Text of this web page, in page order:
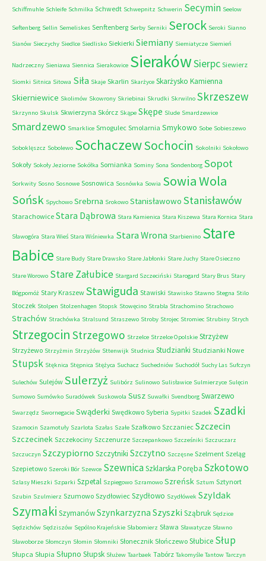
Schiffmuhle Schleife Schmilka Schwedt Schwepnitz Schwerin Secymin Seelow
Seftenberg Sellin Semeliskes Senftenberg Serby Serniki Serock Seroki Sianno
Sianów Sieczychy Siedlce Siedlisko Siekierki Siemiany Siemiatycze Siemień
Nadrzeczny Sieniawa Siennica Sierakowice SierakówSierpc Siewierz
Siomki Sitnica Sitowa Siła Skaje Skarlin Skarżyce Skarżysko Kamienna
Skierniewice Skolimów Skowrony Skriebinai Skrudki Skrwilno Skrzeszew
Skrzynno Skulsk Skwierzyna Skórcz Skąpe Skępe Slude Smardzewice
Smardzewo Smarklice Smogulec Smolarnia Smykowo Sobe Sobieszewo
Soboklęszcz Sobolewo SochaczewSochocin Sokolniki Sokołowo
Sokoły Sokoły Jeziorne Sokółka Somianka Sominy Sona Sondenborg Sopot
Sorkwity Sosno Sosnowe Sosnowica Sosnówka Sowia Sowia Wola
Sońsk Spychowo Srebrna Srokowo Stanisławowo Stanisławów
Starachowice Stara Dąbrowa Stara Kamienica Stara Kiszewa Stara Kornica Stara
Sławogóra Stara Wieś Stara Wiśniewka Stara Wrona Starbienino Stare
Babice Stare Budy Stare Drawsko Stare Jabłonki Stare Juchy Stare Osieczno
Stare Worowo Stare Załubice Stargard Szczeciński Starogard Stary Brus Stary
Bógpomóż Stary Kraszew Stawiguda Stawiski Stawisko Stawno Stegna Stilo
Stoczek Stolpen Stolzenhagen Stopsk Stowęcino Strabla Strachomino Strachowo
Strachów Strachówka Stralsund Straszewo Stroby Strojec Stromiec Strubiny Strych
Strzegocin Strzegowo Strzelce Strzelce Opolskie Strzyżew
Strzyżewo Strzyżmin Strzyżów Sttenwijk Studnica Studzianki Studzianki Nowe
Stupsk Stęknica Stępnica Stężyca Suchacz Suchedniów Suchodół Suchy Las Sufczyn
Sulechów Sulejów Sulerzyż Sulibórz Sulinowo Sulisławice Sulmierzyce Sulęcin
Sumowo Sumówko Suradówek Suskowola Susz Suwałki Svendborg Swarzewo
Swarzędz Swornegacie Swąderki Swędkowo Syberia Sypitki Szadek Szadki
Szamocin Szamotuły Szarlota Szałas Szałe Szałkowo Szczaniec Szczecin
Szczecinek Szczekociny Szczenurze Szczepankowo Szcześniki Szczuczarz
Szczuczyn Szczypiorno Szczytniki Szczytno Szczęsne Szelment Szeląg
Szepietowo Szeroki Bór Szewce SzewnicaSzklarska Poręba Szkotowo
Szlasy Mieszki Szparki Szpetal Szpiegowo Szramowo Szreńsk Sztum Sztynort
Szubin Szulmierz Szumowo Szydłowiec Szydłowo Szydłówek Szyldak
Szymaki SzymanówSzynkarzyzna Szyszki Sząbruk Sędzice
Sędzichów Sędziszów Sępólno Krajeńskie Słabomierz Sława Sławatycze Sławno
Sławoborze Słomczyn Słomin Słomniki Słonecznik Słończewo Słubice Słup
Słupca Słupia Słupno Słupsk Służew Taarbaek Tabórz Takomyśle Tantow Tarczyn